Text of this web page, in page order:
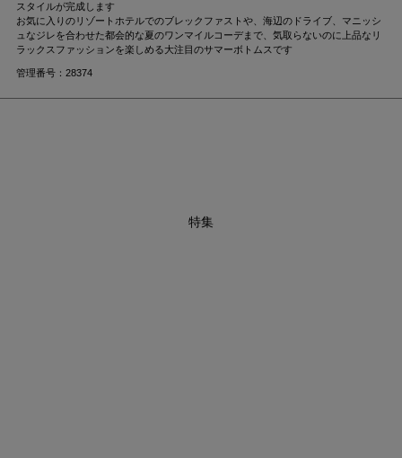
スタイルが完成します
お気に入りのリゾートホテルでのブレックファストや、海辺のドライブ、マニッシ
ュなジレを合わせた都会的な夏のワンマイルコーデまで、気取らないのに上品なリ
ラックスファッションを楽しめる大注目のサマーボトムスです
管理番号：28374
特集